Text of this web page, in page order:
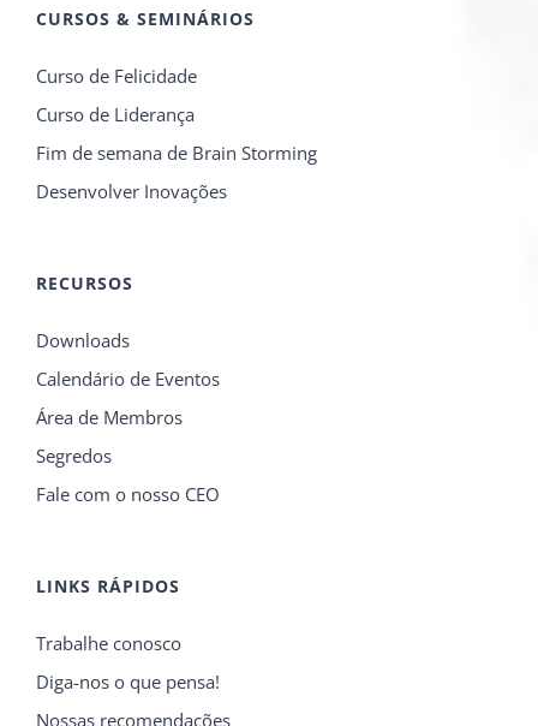
CURSOS & SEMINÁRIOS
Curso de Felicidade
Curso de Liderança
Fim de semana de Brain Storming
Desenvolver Inovações
RECURSOS
Downloads
Calendário de Eventos
Área de Membros
Segredos
Fale com o nosso CEO
LINKS RÁPIDOS
Trabalhe conosco
Diga-nos o que pensa!
Nossas recomendações